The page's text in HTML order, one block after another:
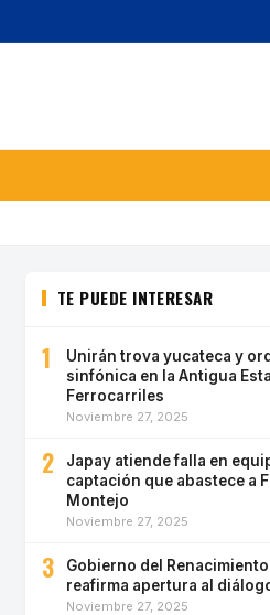
TE PUEDE INTERESAR
1
Unirán trova yucateca y
sinfónica en la Antigua
Ferrocarriles
Noviembre 27, 2025
2
Japay atiende falla en
captación que abastece a
Montejo
Noviembre 27, 2025
3
Gobierno del
reafirma apertura al
Noviembre 27, 2025